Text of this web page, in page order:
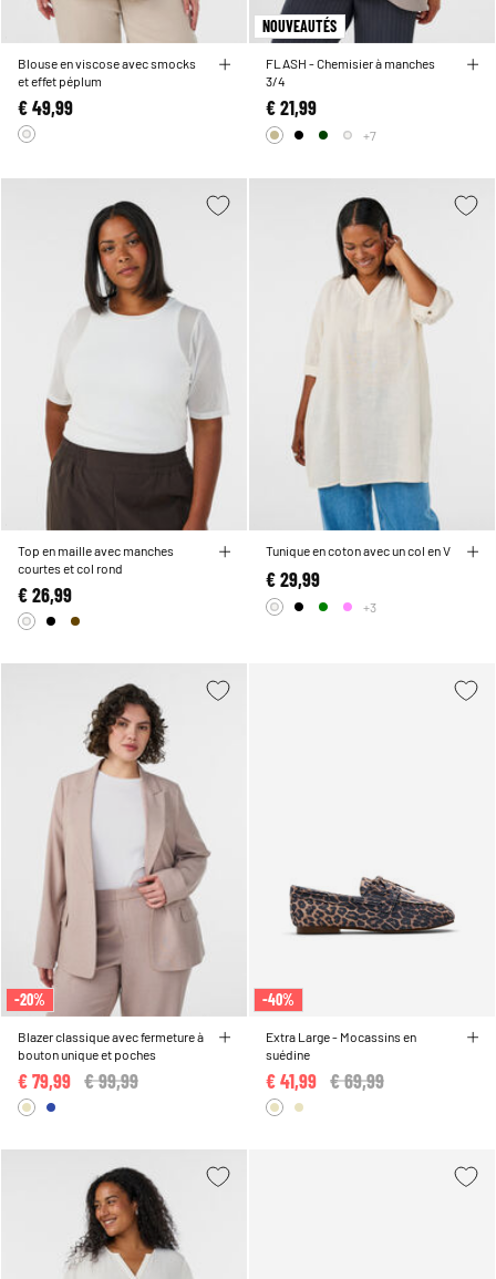
Blouse en viscose avec smocks
et effet péplum
€ 49,99
NOUVEAUTÉS
FLASH - Chemisier à manches
3/4
€ 21,99
+7
Top en maille avec manches
courtes et col rond
€ 26,99
Tunique en coton avec un col en V
€ 29,99
+3
-20%
Blazer classique avec fermeture à
bouton unique et poches
Price reduced from
€ 99,99
€ 79,99
-40%
Extra Large - Mocassins en
suédine
Price reduced from
€ 69,99
€ 41,99